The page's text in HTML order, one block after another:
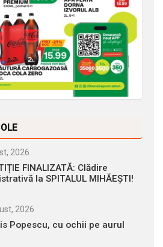
2026
FINALIZATĂ: Clădire
la SPITALUL MIHĂEȘTI!
2026
Popescu, cu ochii pe aurul